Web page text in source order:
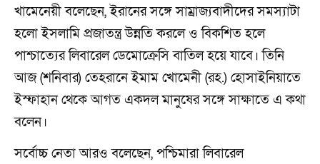
খামেনেয়ী বলেছেন, ইরানের সঙ্গে সাম্রাজ্যবাদীদের সমস্যাটা
হলো ইসলামি প্রজাতন্ত্র উন্নতি করলে ও বিকশিত হলে
পাশ্চাত্যের লিবারেল ডেমোক্রেসি বাতিল হয়ে যাবে। তিনি
আজ (শনিবার) তেহরানে ইমাম খোমেনী (রহ.) হোসাইনিয়াতে
ইস্ফাহান থেকে আগত একদল মানুষের সঙ্গে সাক্ষাতে এ কথা
বলেন।
সর্বোচ্চ নেতা আরও বলেছেন, পশ্চিমারা লিবারেল